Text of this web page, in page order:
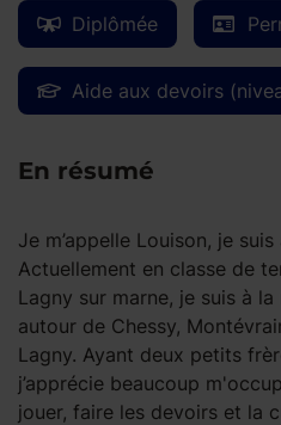
Diplômée
Aide aux devoirs
En résumé
Je m’appelle Louison, je
Actuellement en classe de
Lagny sur marne, je suis à
autour de Chessy,
Lagny. Ayant deux petits
j’apprécie beaucoup
jouer, faire les devoirs et la